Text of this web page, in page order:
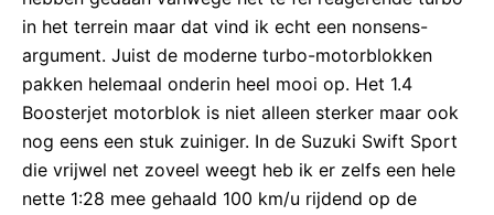
in het terrein maar dat vind ik echt een nonsens-
argument. Juist de moderne turbo-motorblokken
pakken helemaal onderin heel mooi op. Het 1.4
Boosterjet motorblok is niet alleen sterker maar ook
nog eens een stuk zuiniger. In de Suzuki Swift Sport
die vrijwel net zoveel weegt heb ik er zelfs een hele
nette 1:28 mee gehaald 100 km/u rijdend op de